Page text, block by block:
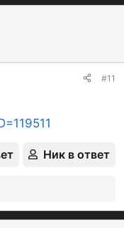
#11
Ник в ответ